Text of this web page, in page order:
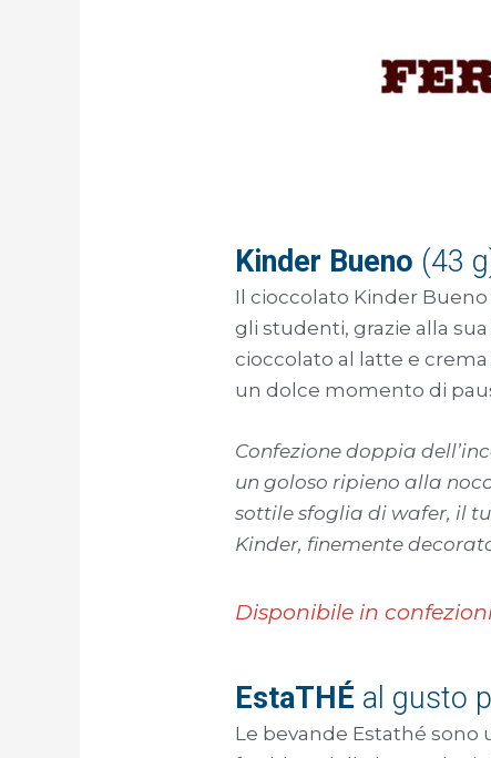
Kinder Bueno (43
Il cioccolato Kinder
gli studenti, grazie alla
cioccolato al latte e
un dolce momento di
Confezione doppia
un goloso ripieno alla
sottile sfoglia di wafer, il
Kinder, finemente
Disponibile in
EstaTHÉ al gusto
Le bevande Estathé